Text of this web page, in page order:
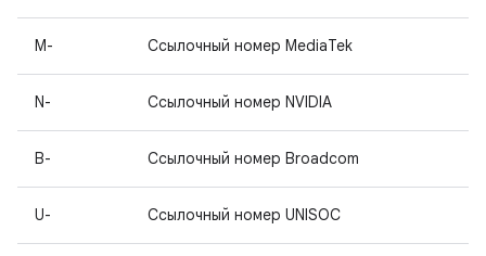
M- Ссылочный номер MediaTek
N- Ссылочный номер NVIDIA
B- Ссылочный номер Broadcom
U- Ссылочный номер UNISOC